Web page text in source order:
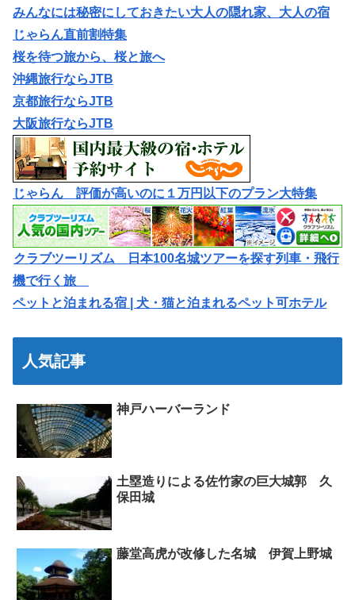
みんなには秘密にしておきたい大人の隠れ家、大人の宿
じゃらん直前割特集
桜を待つ旅から、桜と旅へ
沖縄旅行ならJTB
京都旅行ならJTB
大阪旅行ならJTB
じゃらん 評価が高いのに１万円以下のプラン大特集
クラブツーリズム 日本100名城ツアーを探す列車・飛行
機で行く旅
ペットと泊まれる宿 | 犬・猫と泊まれるペット可ホテル
人気記事
神戸ハーバーランド
土塁造りによる佐竹家の巨大城郭 久
保田城
藤堂高虎が改修した名城 伊賀上野城